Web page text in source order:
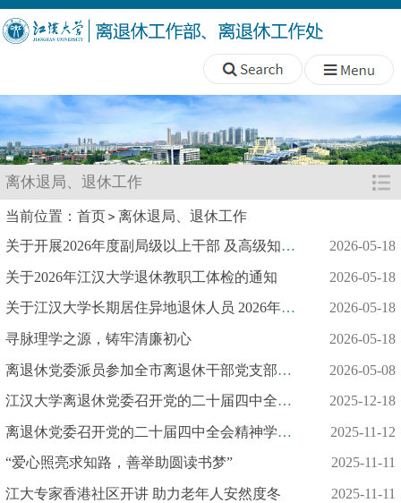
离休退局、退休工作
当前位置： 首页
离休退局、退休工作
关于开展2026年度副局级以上干部 及高级知识分子体检通知
2026-05-18
关于2026年江汉大学退休教职工体检的通知 2026-05-18
关于江汉大学长期居住异地退休人员 2026年体检通知 2026-05-18
寻脉理学之源，铸牢清廉初心 2026-05-18
离退休党委派员参加全市离退休干部党支部书记培训班 2026-05-08
江汉大学离退休党委召开党的二十届四中全会精神 学习宣讲会 2025-12-18
离退休党委召开党的二十届四中全会精神学习 暨意识形态专题研判... 2025-11-12
“爱心照亮求知路，善举助圆读书梦” 2025-11-11
江大专家香港社区开讲 助力老年人安然度冬 2025-11-11